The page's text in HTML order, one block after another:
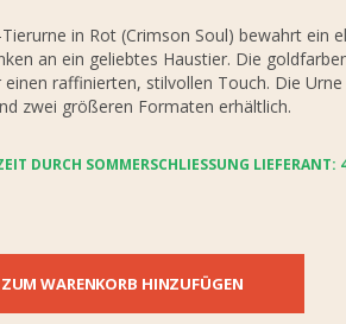
in Rot (Crimson Soul) bewahrt ein
an ein geliebtes Haustier. Die
raffinierten, stilvollen Touch. Die
zwei größeren Formaten erhältlich.
DURCH SOMMERSCHLIESSUNG LIEFERANT: 4-
ZUM WARENKORB HINZUFÜGEN